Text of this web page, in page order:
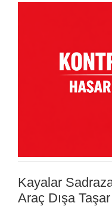
Kayalar
Araç Dışa Taşar